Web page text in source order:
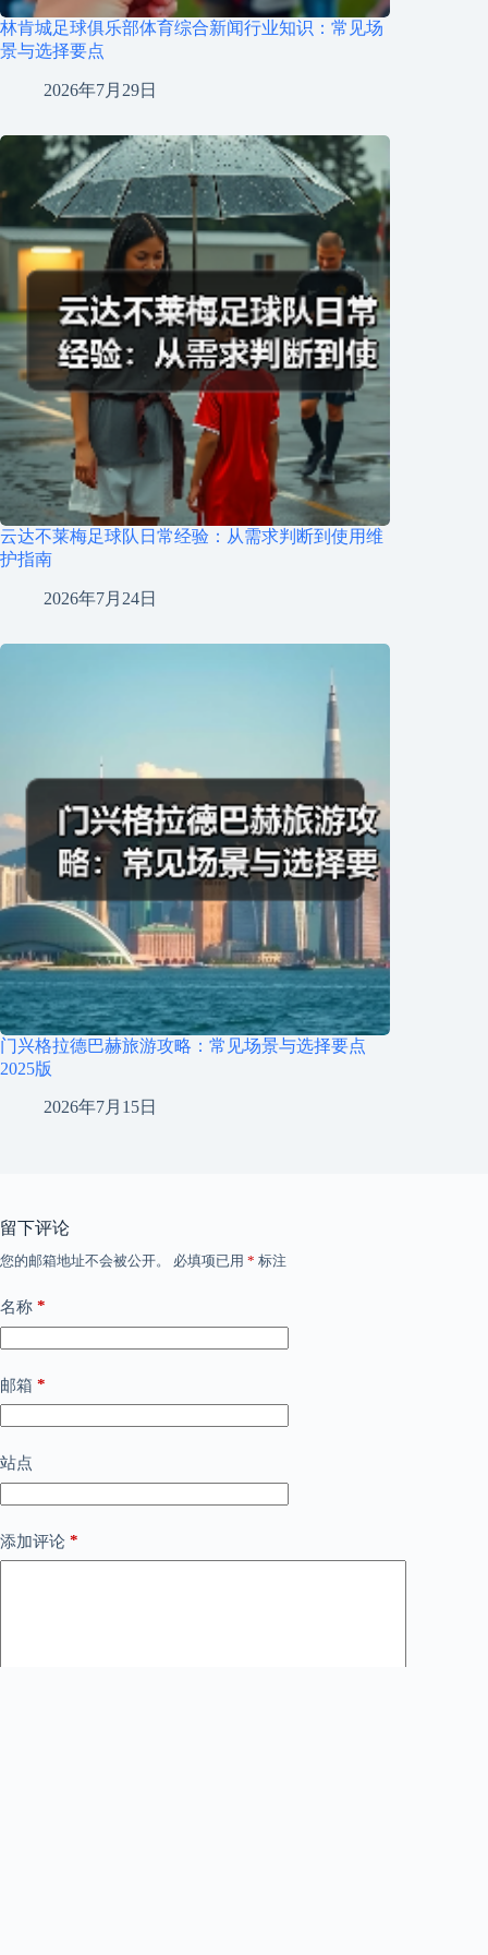
林肯城足球俱乐部体育综合新闻行业知识：常见场
景与选择要点
2026年7月29日
云达不莱梅足球队日常经验：从需求判断到使用维
护指南
2026年7月24日
门兴格拉德巴赫旅游攻略：常见场景与选择要点
2025版
2026年7月15日
留下评论
您的邮箱地址不会被公开。 必填项已用 * 标注
名称 *
邮箱 *
站点
添加评论 *